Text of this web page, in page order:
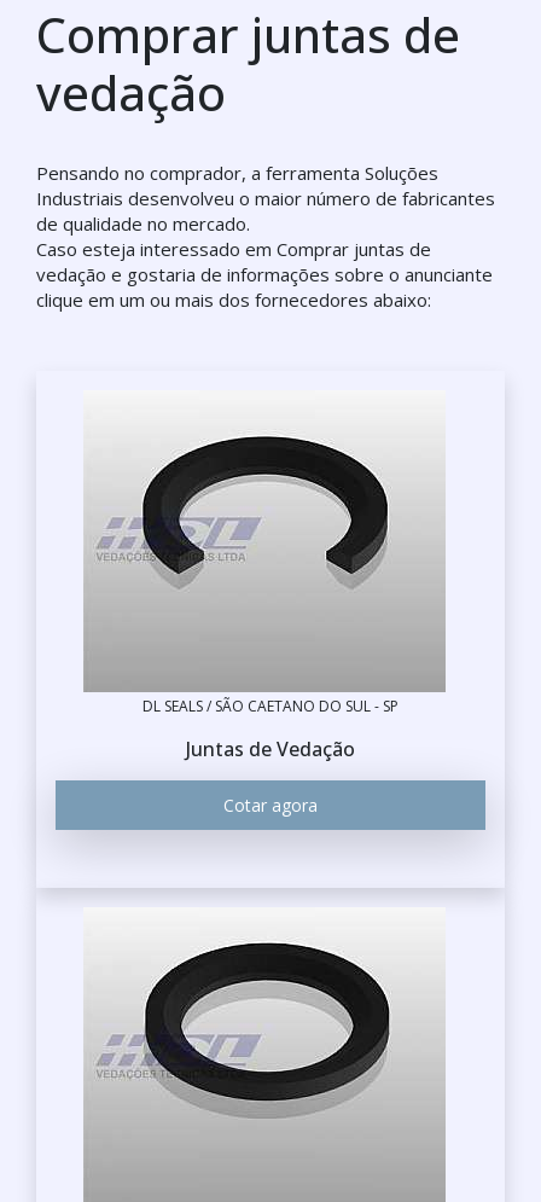
Comprar juntas de
vedação
Pensando no comprador, a ferramenta Soluções
Industriais desenvolveu o maior número de fabricantes
de qualidade no mercado.
Caso esteja interessado em Comprar juntas de
vedação e gostaria de informações sobre o anunciante
clique em um ou mais dos fornecedores abaixo:
DL SEALS / SÃO CAETANO DO SUL - SP
Juntas de Vedação
Cotar agora